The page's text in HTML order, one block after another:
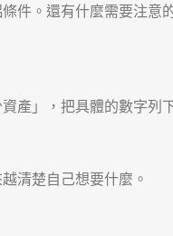
件。還有什麼需要注意
產」，把具體的數字列
清楚自己想要什麼。